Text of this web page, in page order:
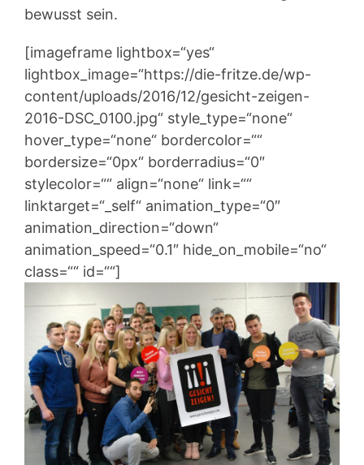
bewusst sein.
[imageframe lightbox=“yes“
lightbox_image=“https://die-fritze.de/wp-
content/uploads/2016/12/gesicht-zeigen-
2016-DSC_0100.jpg“ style_type=“none“
hover_type=“none“ bordercolor=““
bordersize=“0px“ borderradius=“0″
stylecolor=““ align=“none“ link=““
linktarget=“_self“ animation_type=“0″
animation_direction=“down“
animation_speed=“0.1″ hide_on_mobile=“no“
class=““ id=““]